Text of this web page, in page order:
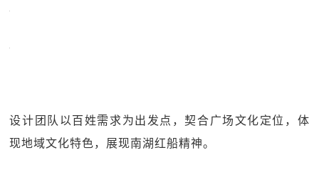
设计团队以百姓需求为出发点，契合广场文化定位，体
现地域文化特色，展现南湖红船精神。